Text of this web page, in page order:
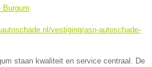
Burgum
vestiging/asn-autoschade-
staan kwaliteit en service centraal. De